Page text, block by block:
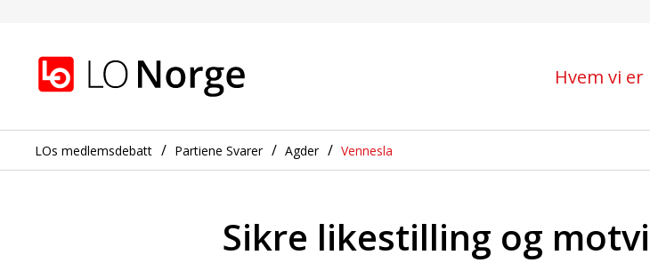
Hvem vi er
LOs medlemsdebatt Partiene Svarer Agder Vennesla
Sikre likestilling og